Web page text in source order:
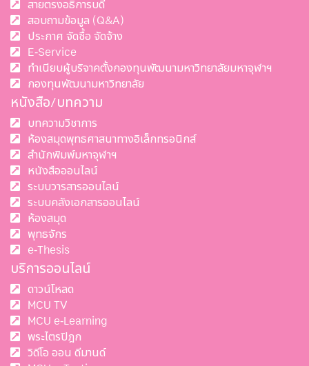
สายตรงอธิการบดี
สอบถามข้อมูล (Q&A)
ประกาศ จัดซื้อ จัดจ้าง
E-Service
ทำเนียบผู้บริจาคตั้งกองทุนพัฒนามหาวิทยาลัยมหาจุฬาฯ
กองทุนพัฒนามหาวิทยาลัย
หนังสือ/บทความ
บทความวิชาการ
ห้องสมุดพุทธศาสนาทางอิเล็กทรอนิกส์
สำนักพิมพ์มหาจุฬาฯ
หนังสือออนไลน์
ระบบวารสารออนไลน์
ระบบคลังเอกสารออนไลน์
ห้องสมุด
พุทธจักร
e-Thesis
บริการออนไลน์
ดาวน์โหลด
MCU TV
MCU e-Learning
พระไตรปิฎก
วิดีโอ ออน ดีมานด์